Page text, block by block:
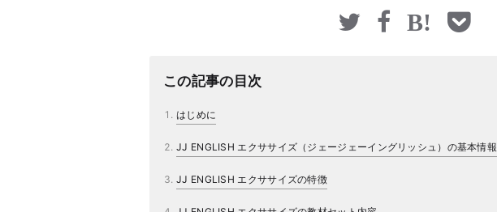
この記事の目次
はじめに
JJ ENGLISH エクササイズ（ジェージェーイングリッシュ）の基本情報
JJ ENGLISH エクササイズの特徴